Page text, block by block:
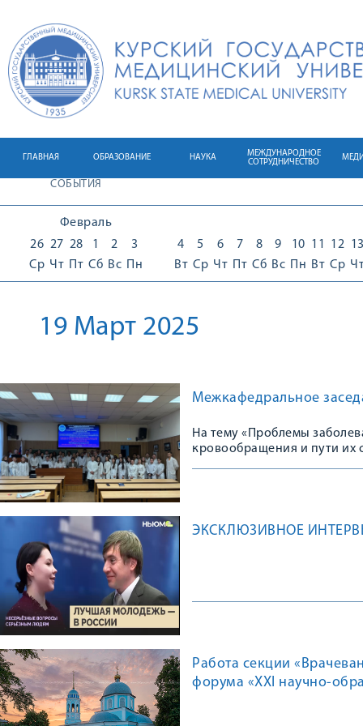
ГЛАВНАЯ ОБРАЗОВАНИЕ НАУКА
МЕЖДУНАРОДНОЕ
СОТРУДНИЧЕСТВО
СОБЫТИЯ
Февраль
26
Ср
27
Чт
28
Пт
1
Сб
2
Вс
3
Пн
4
Вт
5
Ср
6
Чт
7
Пт
8
Сб
9
Вс
10
Пн
11
Вт
12
Ср
19 Март 2025
Межкафедральное
На тему «Проблемы
кровообращения и пути их
ЭКСКЛЮЗИВНОЕ
Работа секции
форума «XXI научно-